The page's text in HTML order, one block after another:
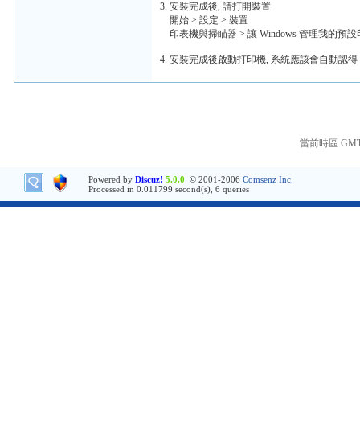
3. 安裝完成後, 請打開裝置
開始 > 設定 > 裝置
印表機與掃瞄器 > 讓 Windows 管理我的預
4. 安裝完成後啟動打印機, 系統應該會自動認
當前時區
Powered by Discuz! 5.0.0 © 2001-2006 Comsenz Inc.
Processed in 0.011799 second(s), 6 queries